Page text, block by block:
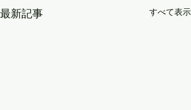
最新記事 すべて表示